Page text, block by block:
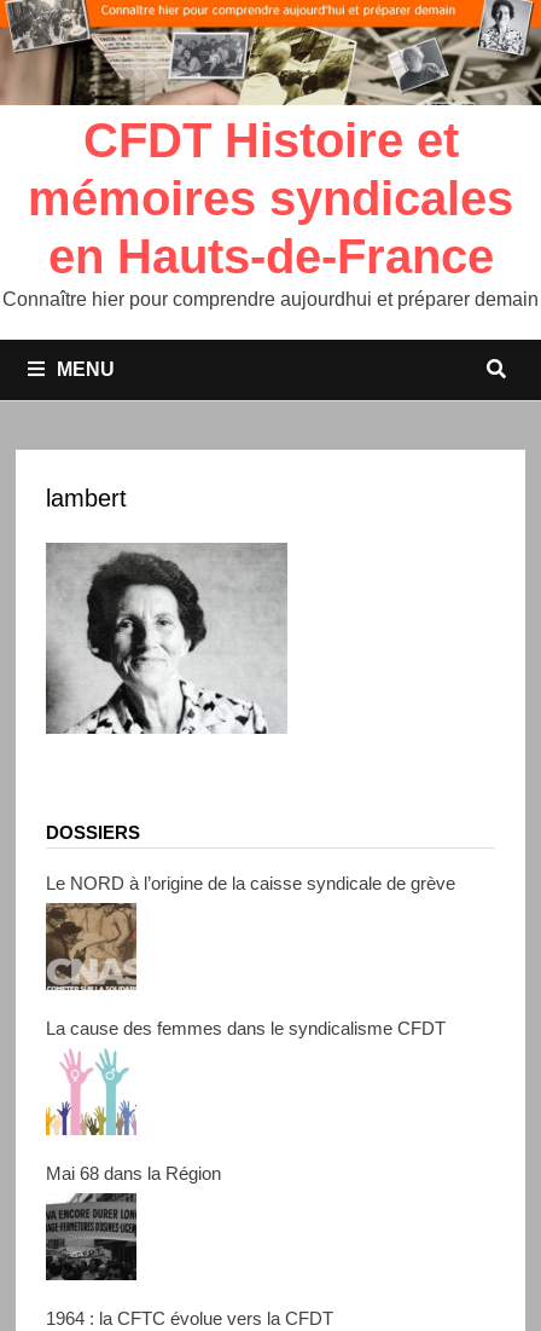
CFDT Histoire et
mémoires syndicales
en Hauts-de-France
Connaître hier pour comprendre aujourdhui et préparer demain
MENU
lambert
DOSSIERS
Le NORD à l’origine de la caisse syndicale de grève
La cause des femmes dans le syndicalisme CFDT
Mai 68 dans la Région
1964 : la CFTC évolue vers la CFDT